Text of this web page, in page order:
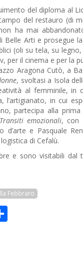
del diploma al
del restauro (di
ha mai
Belle Arti e prosegue
(oli su tela, su
per il cinema e per la
Aragona Cutò, a
, svoltasi a Isola
al femminile, in
l’artigianato, in cui
partecipa alla
emozionali, con
d’arte e Pasquale
di Cefalù.
e sono visitabili dal
Febbraro